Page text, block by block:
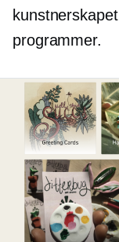
programmer.